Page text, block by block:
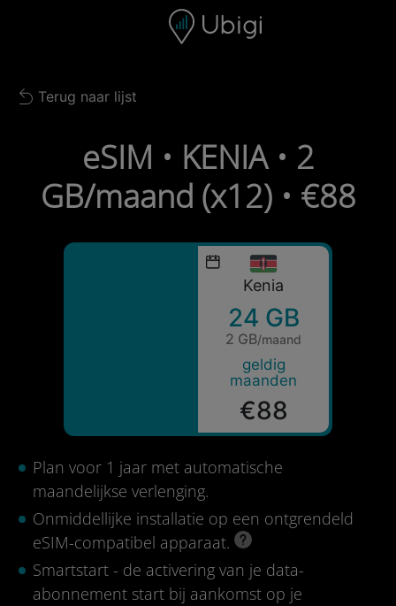
Navigatiebalk Voettekst
Back to list
Terug naar lijst
eSIM • KENIA • 2
GB/maand (x12) • €88
Kenia
24 GB
2 GB/maand
geldig
maanden
€88
Plan voor 1 jaar met automatische
maandelijkse verlenging.
Onmiddellijke installatie op een ontgrendeld
eSIM-compatibel apparaat.
Smartstart - de activering van je data-
abonnement start bij aankomst op je